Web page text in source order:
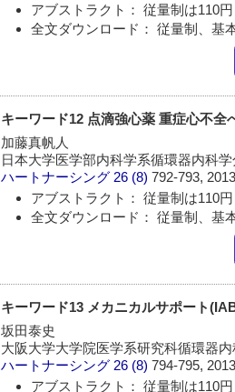
アブストラクト： 従量制は110
全文ダウンロード： 従量制、基
キーワード12 点滴強心薬 重症心不全
加藤真帆人
日本大学医学部内科学系循環器内科
ハートナーシング 26 (8)792-793,
アブストラクト： 従量制は110
全文ダウンロード： 従量制、基
キーワード13 メカニカルサポート
坂田泰史
大阪大学大学院医学系研究科循環器
ハートナーシング 26 (8)794-795,
アブストラクト： 従量制は110